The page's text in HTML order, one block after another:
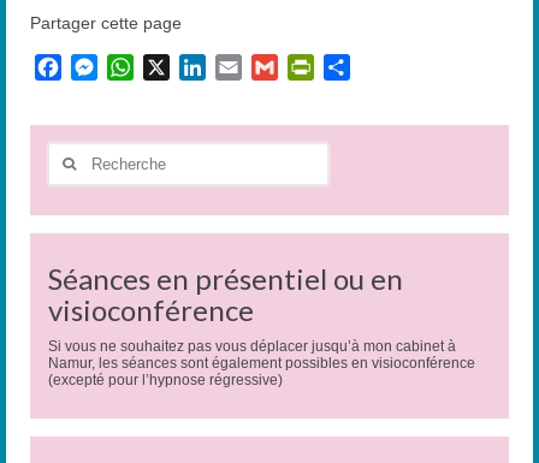
Partager cette page
FacebookMessenger
WhatsAppLinkedIn
Email Gmail PrintFriendly
Séances en présentiel ou en
visioconférence
Si vous ne souhaitez pas vous déplacer jusqu’à mon cabinet à
Namur, les séances sont également possibles en visioconférence
(excepté pour l’hypnose régressive)